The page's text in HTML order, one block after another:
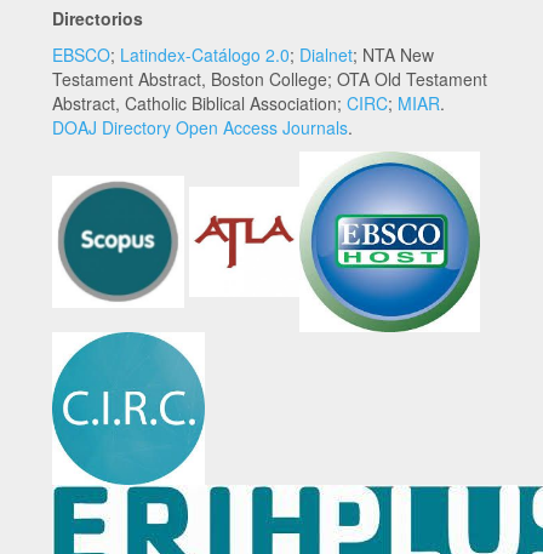
Directorios
EBSCO; Latindex-Catálogo 2.0; Dialnet; NTA New
Testament Abstract, Boston College; OTA Old Testament
Abstract, Catholic Biblical Association; CIRC; MIAR.
DOAJ Directory Open Access Journals.